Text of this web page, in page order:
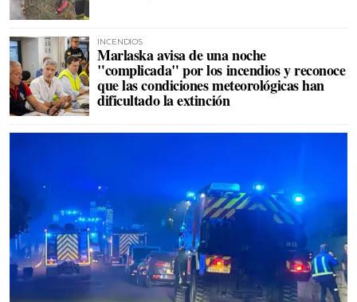
INCENDIOS
Marlaska avisa de una noche
"complicada" por los incendios y reconoce
que las condiciones meteorológicas han
dificultado la extinción